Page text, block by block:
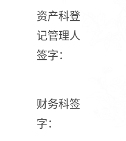
资产科登
记管理人
签字：
财务科签
字：